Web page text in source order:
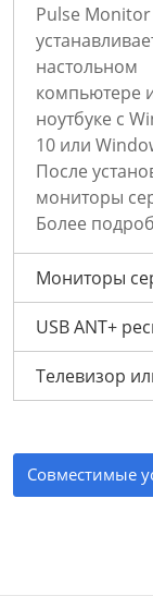
Pulse Monitor
настольном
компьютере
ноутбуке с
10 или
После
мониторы
Более
Мониторы
USB ANT+
Телевизор
Совместимые